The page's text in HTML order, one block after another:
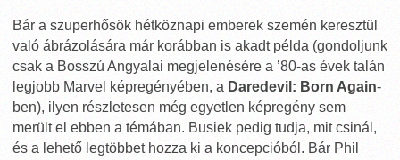
Bár a szuperhősök hétköznapi emberek szemén keresztül
való ábrázolására már korábban is akadt példa (gondoljunk
csak a Bosszú Angyalai megjelenésére a ’80-as évek talán
legjobb Marvel képregényében, a Daredevil: Born Again-
ben), ilyen részletesen még egyetlen képregény sem
merült el ebben a témában. Busiek pedig tudja, mit csinál,
és a lehető legtöbbet hozza ki a koncepcióból. Bár Phil